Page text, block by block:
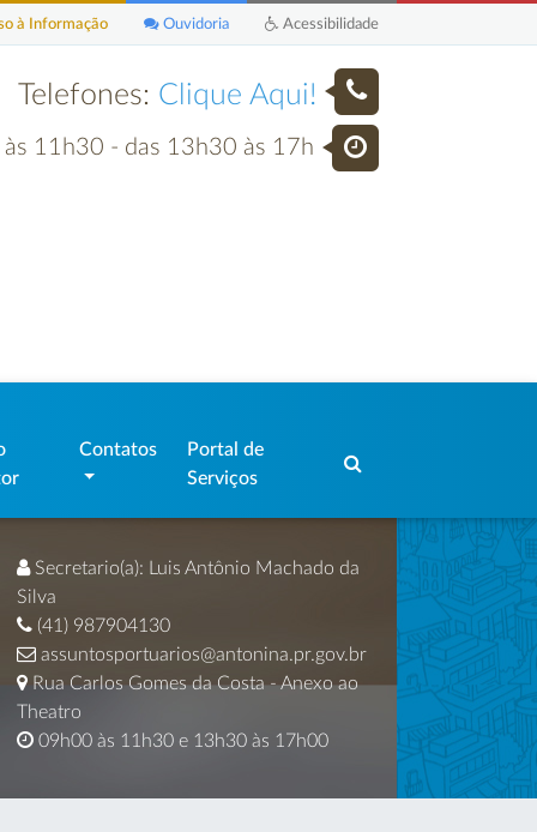
Acessibilidade
Ouvidoria
à Informação
Telefones: Clique Aqui!
às 11h30 - das 13h30 às 17h
Contatos
Portal de
Serviços
Secretario(a): Luis Antônio Machado da
Silva
(41) 987904130
assuntosportuarios@antonina.pr.gov.br
Rua Carlos Gomes da Costa - Anexo ao
Theatro
09h00 às 11h30 e 13h30 às 17h00